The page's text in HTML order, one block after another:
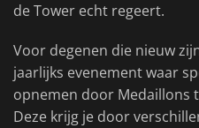
de Tower echt regeert.
Voor degenen die nieuw
jaarlijks evenement waar
opnemen door Medaillons
Deze krijg je door